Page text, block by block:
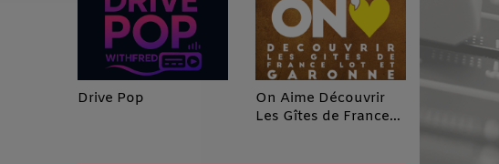
Drive Pop
On Aime Découvrir
Les Gîtes de France